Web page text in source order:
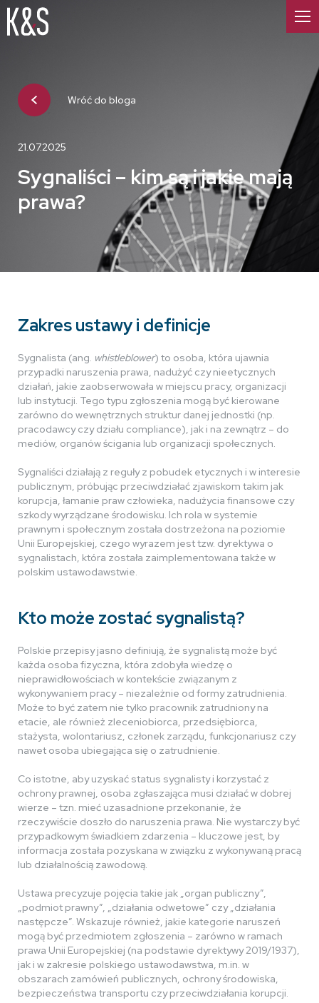
Wróć do bloga
21.07.2025
Sygnaliści – kim są i jakie mają
prawa?
Zakres ustawy i definicje
Sygnalista (ang. whistleblower) to osoba, która ujawnia
przypadki naruszenia prawa, nadużyć czy nieetycznych
działań, jakie zaobserwowała w miejscu pracy, organizacji
lub instytucji. Tego typu zgłoszenia mogą być kierowane
zarówno do wewnętrznych struktur danej jednostki (np.
pracodawcy czy działu compliance), jak i na zewnątrz – do
mediów, organów ścigania lub organizacji społecznych.
Sygnaliści działają z reguły z pobudek etycznych i w interesie
publicznym, próbując przeciwdziałać zjawiskom takim jak
korupcja, łamanie praw człowieka, nadużycia finansowe czy
szkody wyrządzane środowisku. Ich rola w systemie
prawnym i społecznym została dostrzeżona na poziomie
Unii Europejskiej, czego wyrazem jest tzw. dyrektywa o
sygnalistach, która została zaimplementowana także w
polskim ustawodawstwie.
Kto może zostać sygnalistą?
Polskie przepisy jasno definiują, że sygnalistą może być
każda osoba fizyczna, która zdobyła wiedzę o
nieprawidłowościach w kontekście związanym z
wykonywaniem pracy – niezależnie od formy zatrudnienia.
Może to być zatem nie tylko pracownik zatrudniony na
etacie, ale również zleceniobiorca, przedsiębiorca,
stażysta, wolontariusz, członek zarządu, funkcjonariusz czy
nawet osoba ubiegająca się o zatrudnienie.
Co istotne, aby uzyskać status sygnalisty i korzystać z
ochrony prawnej, osoba zgłaszająca musi działać w dobrej
wierze – tzn. mieć uzasadnione przekonanie, że
rzeczywiście doszło do naruszenia prawa. Nie wystarczy być
przypadkowym świadkiem zdarzenia – kluczowe jest, by
informacja została pozyskana w związku z wykonywaną pracą
lub działalnością zawodową.
Ustawa precyzuje pojęcia takie jak „organ publiczny”,
„podmiot prawny”, „działania odwetowe” czy „działania
następcze”. Wskazuje również, jakie kategorie naruszeń
mogą być przedmiotem zgłoszenia – zarówno w ramach
prawa Unii Europejskiej (na podstawie dyrektywy 2019/1937),
jak i w zakresie polskiego ustawodawstwa, m.in. w
obszarach zamówień publicznych, ochrony środowiska,
bezpieczeństwa transportu czy przeciwdziałania korupcji.